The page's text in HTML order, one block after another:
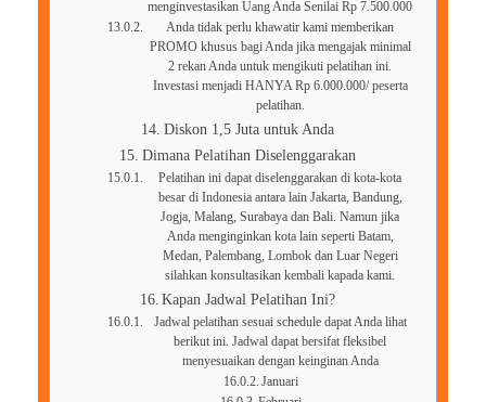
menginvestasikan Uang Anda Senilai Rp 7.500.000
Anda tidak perlu khawatir kami memberikan
PROMO khusus bagi Anda jika mengajak minimal
2 rekan Anda untuk mengikuti pelatihan ini.
Investasi menjadi HANYA Rp 6.000.000/ peserta
pelatihan.
Diskon 1,5 Juta untuk Anda
Dimana Pelatihan Diselenggarakan
Pelatihan ini dapat diselenggarakan di kota-kota
besar di Indonesia antara lain Jakarta, Bandung,
Jogja, Malang, Surabaya dan Bali. Namun jika
Anda menginginkan kota lain seperti Batam,
Medan, Palembang, Lombok dan Luar Negeri
silahkan konsultasikan kembali kapada kami.
Kapan Jadwal Pelatihan Ini?
Jadwal pelatihan sesuai schedule dapat Anda lihat
berikut ini. Jadwal dapat bersifat fleksibel
menyesuaikan dengan keinginan Anda
Januari